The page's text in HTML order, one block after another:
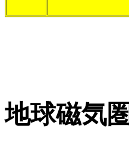
地球磁気圏